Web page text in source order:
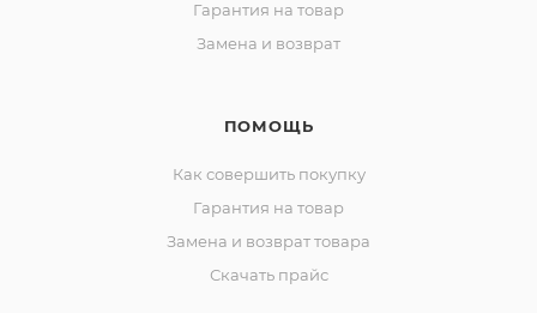
Гарантия на товар
Замена и возврат
ПОМОЩЬ
Как совершить покупку
Гарантия на товар
Замена и возврат товара
Скачать прайс